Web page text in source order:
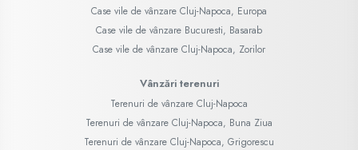
Case vile de vânzare Cluj-Napoca, Europa
Case vile de vânzare Bucuresti, Basarab
Case vile de vânzare Cluj-Napoca, Zorilor
Vânzări terenuri
Terenuri de vânzare Cluj-Napoca
Terenuri de vânzare Cluj-Napoca, Buna Ziua
Terenuri de vânzare Cluj-Napoca, Grigorescu